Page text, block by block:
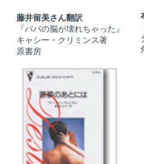
藤井留美さん翻訳
『パパの脳が壊れちゃった』
キャシー・クリミンス著
原書房